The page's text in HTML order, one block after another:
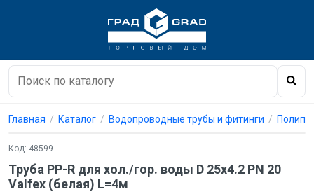
Главная Каталог Водопроводные трубы и фитинги
Код: 48599
Труба PP-R для хол./гор. воды D 25х4.2 PN 20
Valfex (белая) L=4м